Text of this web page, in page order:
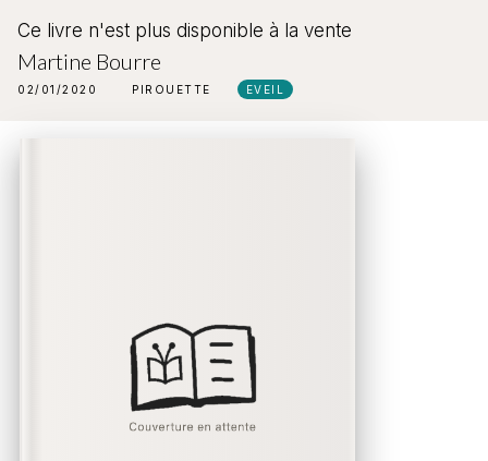
Ce livre n'est plus disponible à la vente
Martine Bourre
02/01/2020 PIROUETTE EVEIL